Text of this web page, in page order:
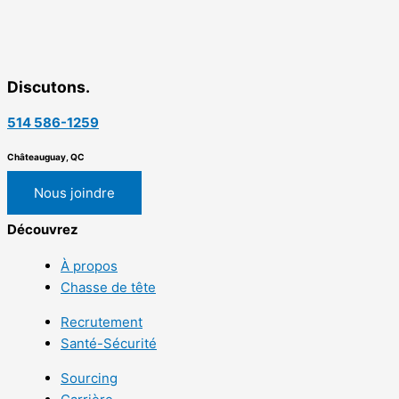
Discutons.
514 586-1259
Châteauguay, QC
Nous joindre
Découvrez
À propos
Chasse de tête
Recrutement
Santé-Sécurité
Sourcing